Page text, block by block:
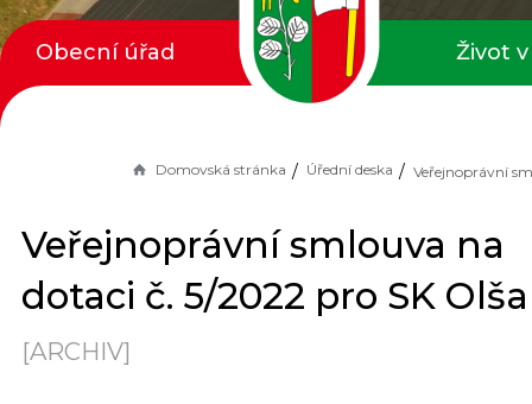
Domovská stránka Úřední deska
Veřejnoprávní smlouva na
dotaci č. 5/2022 pro SK
[ARCHIV]
Obecní úřad Život